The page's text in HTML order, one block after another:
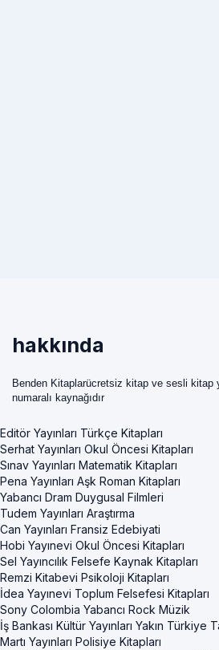
hakkında
Benden Kitaplarücretsiz kitap ve sesli kitap
numaralı kaynağıdır
Editör Yayınları Türkçe Kitapları
Serhat Yayınları Okul Öncesi Kitapları
Sınav Yayınları Matematik Kitapları
Pena Yayınları Aşk Roman Kitapları
Yabancı Dram Duygusal Filmleri
Tudem Yayınları Araştırma
Can Yayınları Fransiz Edebiyati
Hobi Yayınevi Okul Öncesi Kitapları
Sel Yayıncılık Felsefe Kaynak Kitapları
Remzi Kitabevi Psikoloji Kitapları
İdea Yayınevi Toplum Felsefesi Kitapları
Sony Colombia Yabancı Rock Müzik
İş Bankası Kültür Yayınları Yakın Türkiye
Martı Yayınları Polisiye Kitapları